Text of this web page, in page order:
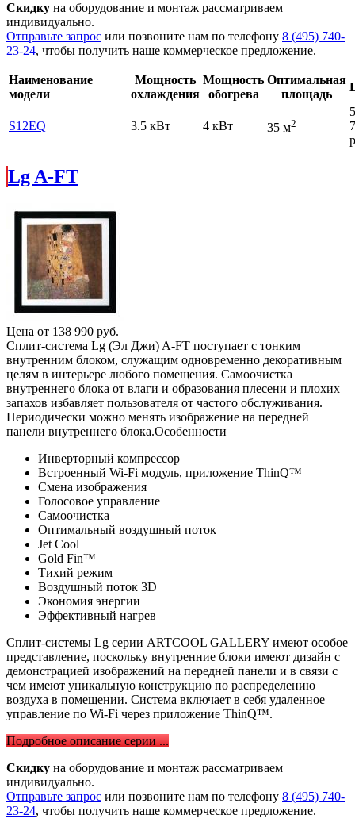
Скидку на оборудование и монтаж рассматриваем
индивидуально.
Отправьте запрос или позвоните нам по телефону 8 (495) 740-
23-24, чтобы получить наше коммерческое предложение.
Наименование
модели
Мощность
охлаждения
Мощность
обогрева
Оптимальная
площадь
S12EQ 3.5 кВт 4 кВт 35 м2
Lg A-FT
Цена от 138 990 руб.
Сплит-система Lg (Эл Джи) A-FT поступает с тонким
внутренним блоком, служащим одновременно декоративным
целям в интерьере любого помещения. Самоочистка
внутреннего блока от влаги и образования плесени и плохих
запахов избавляет пользователя от частого обслуживания.
Периодически можно менять изображение на передней
панели внутреннего блока.Особенности
Инверторный компрессор
Встроенный Wi-Fi модуль, приложение ThinQ™
Смена изображения
Голосовое управление
Самоочистка
Оптимальный воздушный поток
Jet Cool
Gold Fin™
Тихий режим
Воздушный поток 3D
Экономия энергии
Эффективный нагрев
Сплит-системы Lg серии ARTCOOL GALLERY имеют особое
представление, поскольку внутренние блоки имеют дизайн с
демонстрацией изображений на передней панели и в связи с
чем имеют уникальную конструкцию по распределению
воздуха в помещении. Система включает в себя удаленное
управление по Wi-Fi через приложение ThinQ™.
Подробное описание серии ...
Скидку на оборудование и монтаж рассматриваем
индивидуально.
Отправьте запрос или позвоните нам по телефону 8 (495) 740-
23-24, чтобы получить наше коммерческое предложение.